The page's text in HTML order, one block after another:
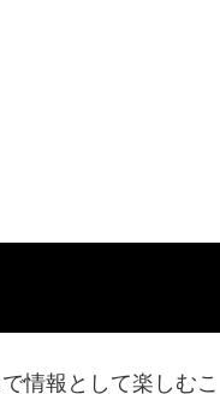
情報として楽しむこ